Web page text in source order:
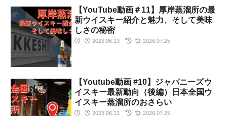
【YouTube動画＃11】厚岸蒸溜所の最
新ウイスキー紹介と魅力、そして美味
しさの秘密
2023.06.13 2026.07.25
【Youtube動画 #10】ジャパニーズウ
イスキー最新動向（後編）日本全国ウ
イスキー蒸溜所のおさらい
2023.06.11 2026.07.25